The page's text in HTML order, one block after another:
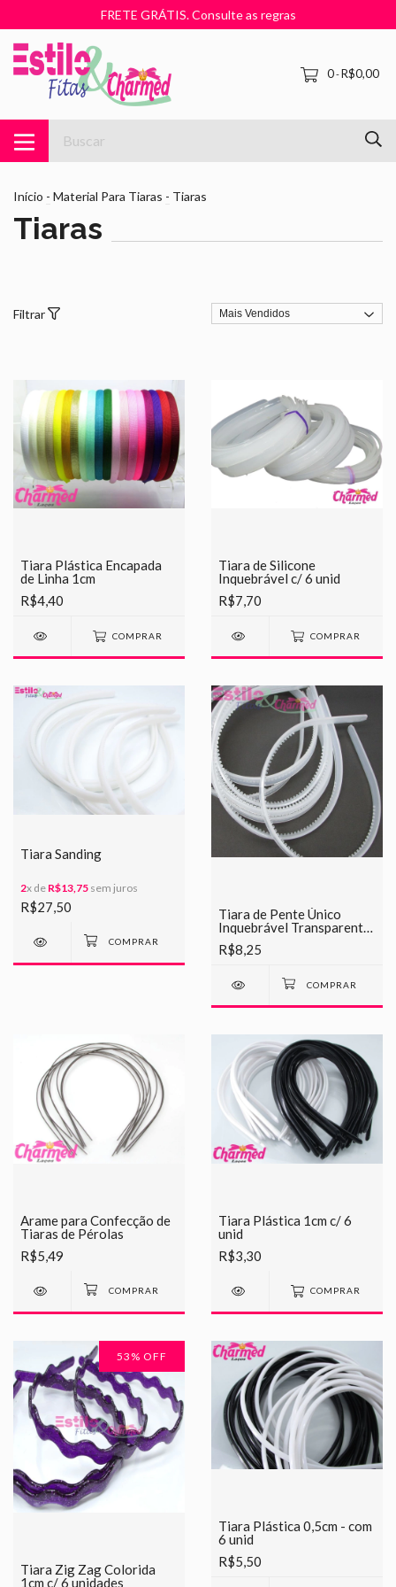
FRETE GRÁTIS. Consulte as regras
0-R$0,00
Início - Material Para Tiaras - Tiaras
Tiaras
Filtrar
Tiara Plástica Encapada
de Linha 1cm
R$4,40
COMPRAR
Tiara de Silicone
Inquebrável c/ 6 unid
R$7,70
COMPRAR
Tiara Sanding
2x de R$13,75 sem juros
R$27,50
Tiara de Pente Único
Inquebrável Transparente
1cm - Pct c/ 6 unid
R$8,25
Arame para Confecção de
Tiaras de Pérolas
R$5,49
Tiara Plástica 1cm c/ 6
unid
R$3,30
COMPRAR
53 % OFF
Tiara Zig Zag Colorida
1cm c/ 6 unidades
Tiara Plástica 0,5cm - com
6 unid
R$5,50